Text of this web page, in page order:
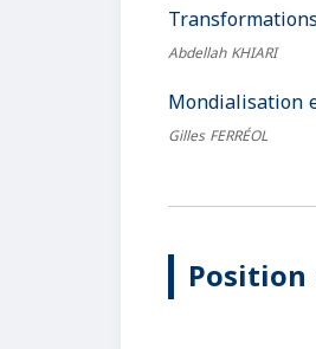
Abdellah KHIARI
Mondialisation
Gilles FERRÉOL